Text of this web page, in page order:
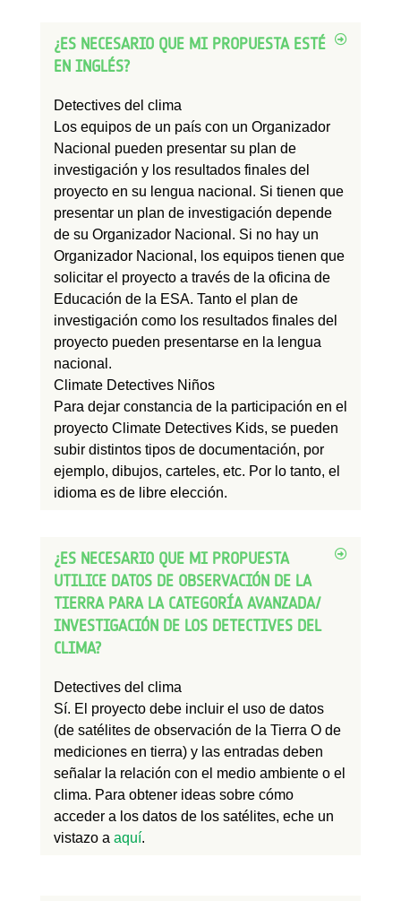
¿ES NECESARIO QUE MI PROPUESTA ESTÉ
EN INGLÉS?
Detectives del clima
Los equipos de un país con un Organizador
Nacional pueden presentar su plan de
investigación y los resultados finales del
proyecto en su lengua nacional. Si tienen que
presentar un plan de investigación depende
de su Organizador Nacional. Si no hay un
Organizador Nacional, los equipos tienen que
solicitar el proyecto a través de la oficina de
Educación de la ESA. Tanto el plan de
investigación como los resultados finales del
proyecto pueden presentarse en la lengua
nacional.
Climate Detectives Niños
Para dejar constancia de la participación en el
proyecto Climate Detectives Kids, se pueden
subir distintos tipos de documentación, por
ejemplo, dibujos, carteles, etc. Por lo tanto, el
idioma es de libre elección.
¿ES NECESARIO QUE MI PROPUESTA
UTILICE DATOS DE OBSERVACIÓN DE LA
TIERRA PARA LA CATEGORÍA AVANZADA/
INVESTIGACIÓN DE LOS DETECTIVES DEL
CLIMA?
Detectives del clima
Sí. El proyecto debe incluir el uso de datos
(de satélites de observación de la Tierra O de
mediciones en tierra) y las entradas deben
señalar la relación con el medio ambiente o el
clima. Para obtener ideas sobre cómo
acceder a los datos de los satélites, eche un
vistazo a aquí.